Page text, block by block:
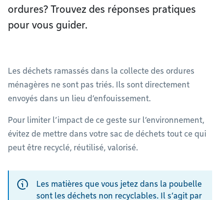
ordures? Trouvez des réponses pratiques
pour vous guider.
Les déchets ramassés dans la collecte des ordures
ménagères ne sont pas triés. Ils sont directement
envoyés dans un lieu d’enfouissement.
Pour limiter l’impact de ce geste sur l’environnement,
évitez de mettre dans votre sac de déchets tout ce qui
peut être recyclé, réutilisé, valorisé.
Les matières que vous jetez dans la poubelle
sont les déchets non recyclables. Il s’agit par